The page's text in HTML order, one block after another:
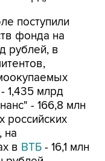
поступили
фонда на
рублей, в
1,435 млрд
- 166,8 млн
российских
на
в ВТБ - 16,1 млн